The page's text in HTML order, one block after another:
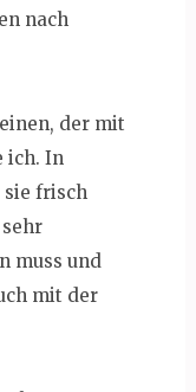
nach
der mit
ich. In
sie frisch
muss und
mit der